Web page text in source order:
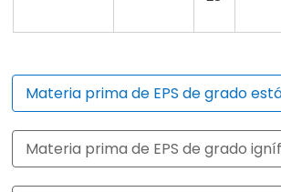
Materia prima de EPS de grado
Materia prima de EPS de grado